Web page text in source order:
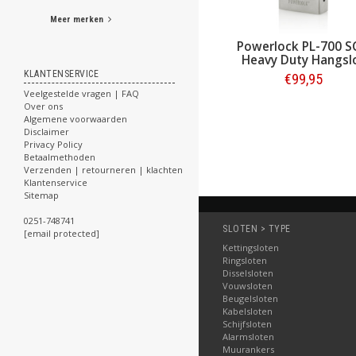
Meer merken
KLANTENSERVICE
Veelgestelde vragen | FAQ
Over ons
Algemene voorwaarden
Disclaimer
Privacy Policy
Betaalmethoden
Verzenden | retourneren | klachten
Klantenservice
Sitemap
0251-748741
[email protected]
€159,00 €134,95
Powerlock PL-700
Heavy Duty
€99,95
SLOTEN > TYPE
Kettingsloten
Ringsloten
Disselsloten
Vouwsloten
Beugelsloten
Kabelsloten
Schijfsloten
Alarmsloten
Muurankers